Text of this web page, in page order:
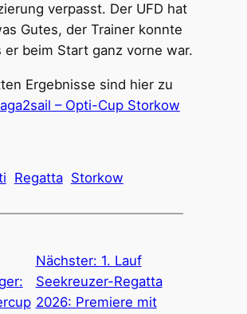
verpasst. Der UFD hat
Gutes, der Trainer konnte
er beim Start ganz vorne war.
Ergebnisse sind hier zu
– Opti-Cup Storkow
Regatta Storkow
Nächster: 1. Lauf
Seekreuzer-Regatta
2026: Premiere mit